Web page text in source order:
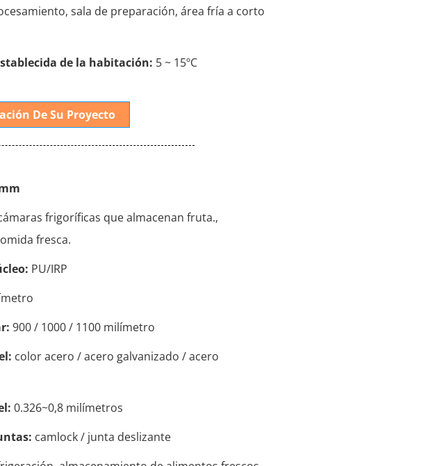
sala de preparación, área fría a corto
de la habitación: 5 ~ 15ºC
De Su Proyecto
frigoríficas que almacenan fruta.,
fresca.
PU/IRP
900 / 1000 / 1100 milímetro
color acero / acero galvanizado / acero
0.326~0,8 milímetros
camlock / junta deslizante